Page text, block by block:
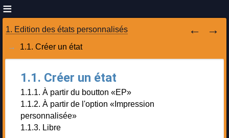
1. Edition des états personnalisés
1.1. Créer un état
1.1. Créer un état
1.1.1. À partir du boutton «EP»
1.1.2. À partir de l'option «Impression
personnalisée»
1.1.3. Libre